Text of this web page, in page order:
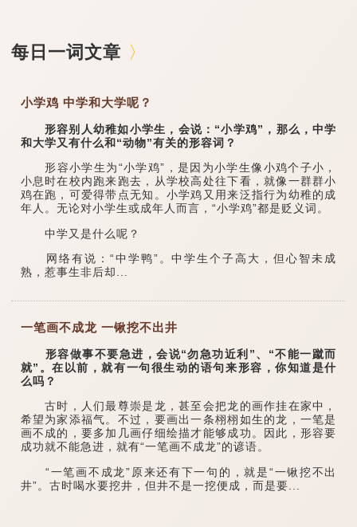
每日一词文章
小学鸡 中学和大学呢？
形容别人幼稚如小学生，会说：“小学鸡”，那么，中学
和大学又有什么和“动物”有关的形容词？
形容小学生为“小学鸡”，是因为小学生像小鸡个子小，
小息时在校内跑来跑去，从学校高处往下看，就像一群群小
鸡在跑，可爱得带点无知。小学鸡又用来泛指行为幼稚的成
年人。无论对小学生或成年人而言，“小学鸡”都是贬义词。
中学又是什么呢？
网络有说：“中学鸭”。中学生个子高大，但心智未成
熟，惹事生非后却...
一笔画不成龙 一锹挖不出井
形容做事不要急进，会说“勿急功近利”、“不能一蹴而
就”。在以前，就有一句很生动的语句来形容，你知道是什
么吗？
古时，人们最尊崇是龙，甚至会把龙的画作挂在家中，
希望为家添福气。不过，要画出一条栩栩如生的龙，一笔是
画不成的，要多加几画仔细绘描才能够成功。因此，形容要
成功就不能急进，就有“一笔画不成龙”的谚语。
“一笔画不成龙”原来还有下一句的，就是“一锹挖不出
井”。古时喝水要挖井，但井不是一挖便成，而是要...